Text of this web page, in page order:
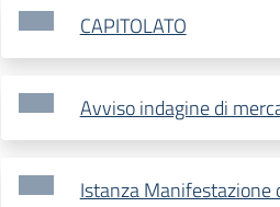
CAPITOLATO
Avviso indagine di
Istanza Manifestazione